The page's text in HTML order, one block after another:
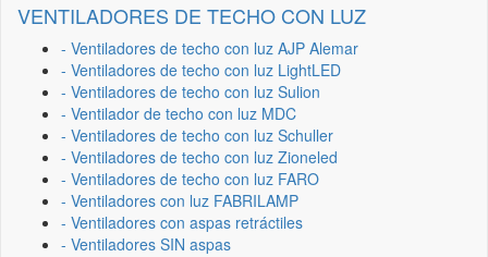
VENTILADORES DE TECHO CON LUZ
- Ventiladores de techo con luz AJP Alemar
- Ventiladores de techo con luz LightLED
- Ventiladores de techo con luz Sulion
- Ventilador de techo con luz MDC
- Ventiladores de techo con luz Schuller
- Ventiladores de techo con luz Zioneled
- Ventiladores de techo con luz FARO
- Ventiladores con luz FABRILAMP
- Ventiladores con aspas retráctiles
- Ventiladores SIN aspas